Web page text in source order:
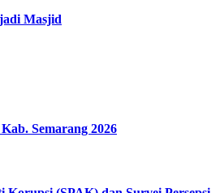
Masjid
Semarang 2026